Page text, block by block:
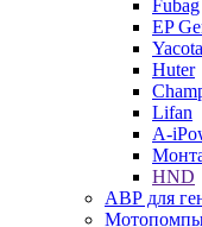
Fubag
EP
Yacota
Huter
Lifan
A-
HND
АВР для